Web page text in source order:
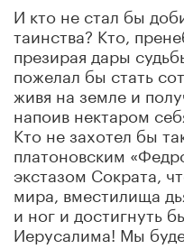
И кто не стал бы
таинства? Кто,
презирая дары
пожелал бы стать
живя на земле и
напоив нектаром
Кто не захотел бы
платоновским
экстазом Сократа,
мира, вместилища
и ног и достигнуть
Иерусалима! Мы